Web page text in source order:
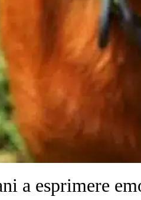
a esprimere